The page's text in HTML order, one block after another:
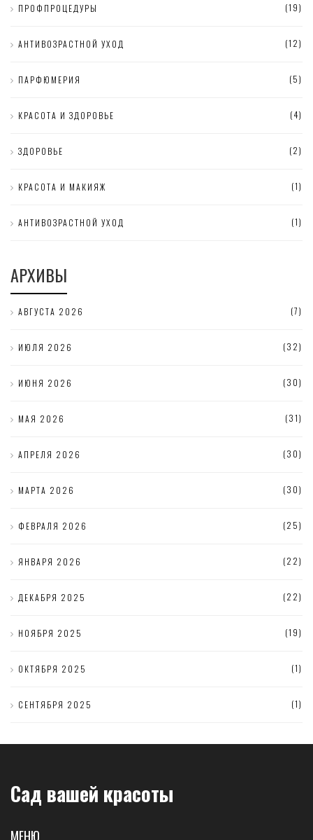
ПРОФПРОЦЕДУРЫ (19)
АНТИВОЗРАСТНОЙ УХОД (12)
ПАРФЮМЕРИЯ (5)
КРАСОТА И ЗДОРОВЬЕ (4)
ЗДОРОВЬЕ (2)
КРАСОТА И МАКИЯЖ (1)
АНТИВОЗРАСТНОЙ УХОД (1)
АРХИВЫ
АВГУСТА 2026 (7)
ИЮЛЯ 2026 (32)
ИЮНЯ 2026 (30)
МАЯ 2026 (31)
АПРЕЛЯ 2026 (30)
МАРТА 2026 (30)
ФЕВРАЛЯ 2026 (25)
ЯНВАРЯ 2026 (22)
ДЕКАБРЯ 2025 (22)
НОЯБРЯ 2025 (19)
ОКТЯБРЯ 2025 (1)
СЕНТЯБРЯ 2025 (1)
Сад вашей красоты
МЕНЮ